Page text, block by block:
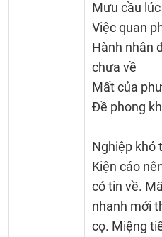
Mưu cầu
Việc quan
Hành nhân
chưa về
Mất của
Đề phong
Nghiệp khó
Kiện cáo
có tin về.
nhanh mới
cọ. Miệng